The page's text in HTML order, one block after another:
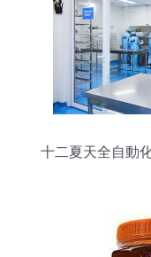
十二夏天全自動